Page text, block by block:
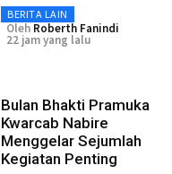
BERITA LAIN
Oleh Roberth Fanindi
22 jam yang lalu
Bulan Bhakti Pramuka
Kwarcab Nabire
Menggelar Sejumlah
Kegiatan Penting